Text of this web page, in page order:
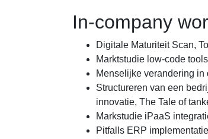
In-company
Digitale Maturiteit Scan,
Marktstudie low-code
Menselijke verandering in
Structureren van een
innovatie, The Tale of
Markstudie iPaaS
Pitfalls ERP implementatie